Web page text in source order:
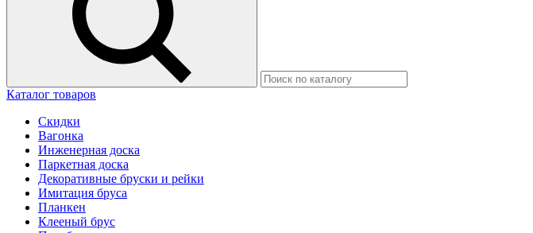
Каталог товаров
Скидки
Вагонка
Инженерная доска
Паркетная доска
Декоративные бруски и рейки
Имитация бруса
Планкен
Клееный брус